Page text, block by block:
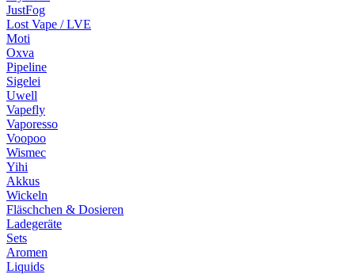
JustFog
Lost Vape / LVE
Moti
Oxva
Pipeline
Sigelei
Uwell
Vapefly
Vaporesso
Voopoo
Wismec
Yihi
Akkus
Wickeln
Fläschchen & Dosieren
Ladegeräte
Sets
Aromen
Liquids